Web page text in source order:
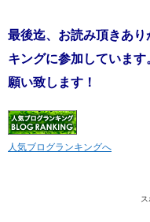
最後迄、お読み頂きあ
キングに参加していま
願い致します！
人気ブログランキングへ